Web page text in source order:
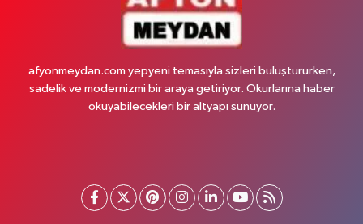
afyonmeydan.com yepyeni temasıyla sizleri buluştururken,
sadelik ve modernizmi bir araya getiriyor. Okurlarına haber
okuyabilecekleri bir altyapı sunuyor.